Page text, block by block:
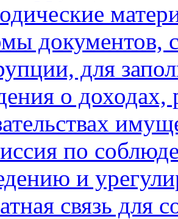
документов,
для
о доходах,
по
и
связь для